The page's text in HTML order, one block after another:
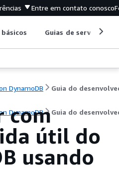
Entre em contato conosco
Guias de serviço
DynamoDB
DynamoDB Guia do
com
útil do
usando